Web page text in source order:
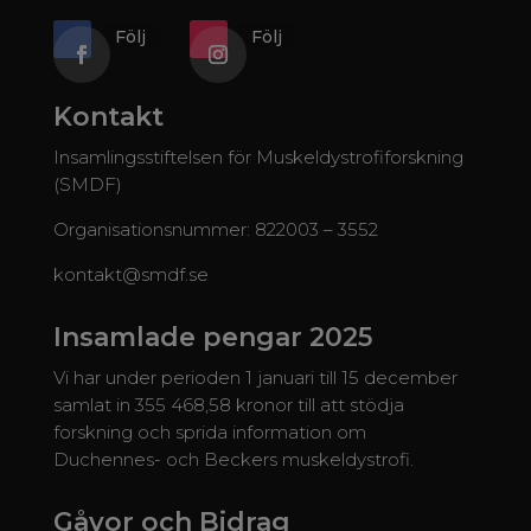
Följ Följ
Kontakt
Insamlingsstiftelsen för Muskeldystrofiforskning
(SMDF)
Organisationsnummer: 822003 – 3552
kontakt@smdf.se
Insamlade pengar 2025
Vi har under perioden 1 januari till 15 december
samlat in 355 468,58 kronor till att stödja
forskning och sprida information om
Duchennes- och Beckers muskeldystrofi.
Gåvor och Bidrag